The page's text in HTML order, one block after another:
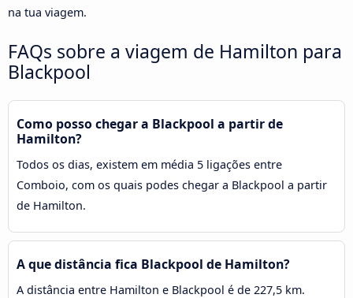
na tua viagem.
FAQs sobre a viagem de Hamilton para
Blackpool
Como posso chegar a Blackpool a partir de
Hamilton?
Todos os dias, existem em média 5 ligações entre
Comboio, com os quais podes chegar a Blackpool a partir
de Hamilton.
A que distância fica Blackpool de Hamilton?
A distância entre Hamilton e Blackpool é de 227,5 km.